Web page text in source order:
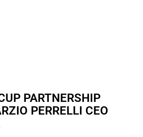
PARTNERSHIP
PERRELLI CEO